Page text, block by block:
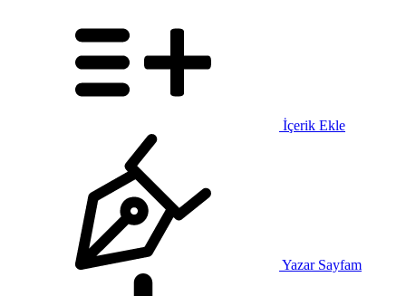
İçerik Ekle
Yazar Sayfam